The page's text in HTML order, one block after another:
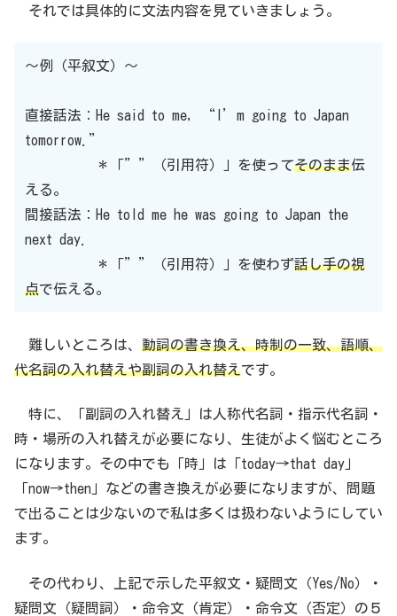
それでは具体的に文法内容を見ていきましょう。
〜例（平叙文）〜
直接話法：He said to me, “I’m going to Japan
tomorrow.”
＊「””（引用符）」を使ってそのまま伝
える。
間接話法：He told me he was going to Japan the
next day.
＊「””（引用符）」を使わず話し手の視
点で伝える。
難しいところは、 動詞の書き換え、時制の一致、語順、
代名詞の入れ替えや副詞の入れ替えです。
特に、「副詞の入れ替え」は人称代名詞・指示代名詞・
時・場所の入れ替えが必要になり、生徒がよく悩むところ
になります。その中でも「時」は「today→that day」
「now→then」などの書き換えが必要になりますが、問題
で出ることは少ないので私は多くは扱わないようにしてい
ます。
その代わり、上記で示した平叙文・疑問文（Yes/No）・
疑問文（疑問詞）・命令文（肯定）・命令文（否定）の５